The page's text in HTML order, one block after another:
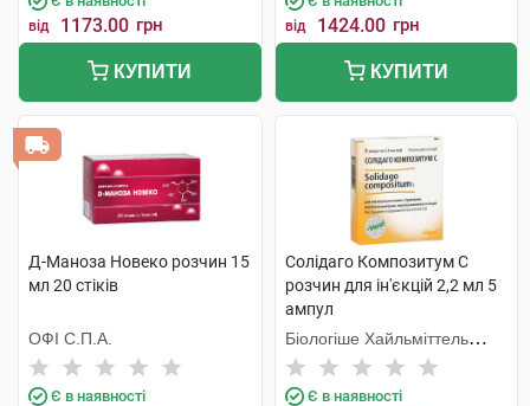
від 1173.00 грн
КУПИТИ
від 1424.00 грн
КУПИТИ
Д-Маноза Новеко розчин 15
мл 20 стіків
ОФІ С.П.А.
Є в наявності
Солідаго Композитум С
розчин для ін'єкцій 2,2 мл 5
ампул
Біологіше Хайльміттель
Хеель
Є в наявності